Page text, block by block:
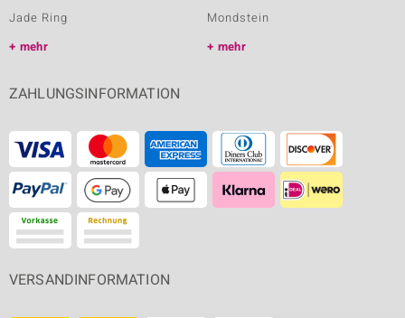
Jade Ring
mehr
Mondstein
mehr
ZAHLUNGSINFORMATION
VERSANDINFORMATION